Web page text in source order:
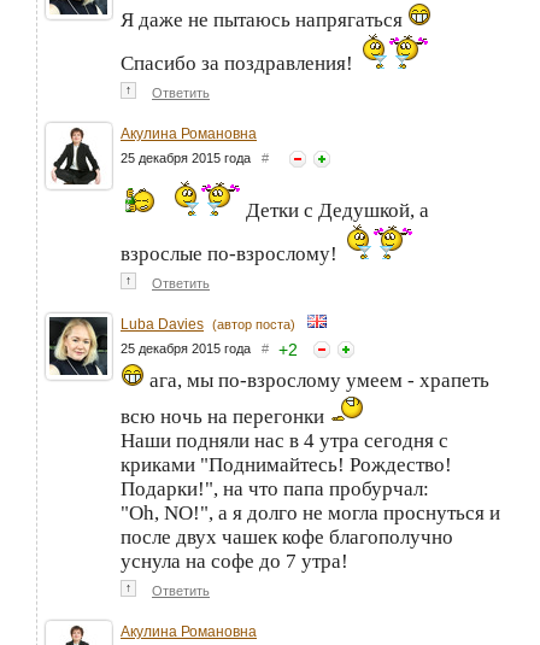
Я даже не пытаюсь напрягаться
Спасибо за поздравления!
↑ Ответить
Акулина Романовна
25 декабря 2015 года #
Детки с Дедушкой, а
взрослые по-взрослому!
↑ Ответить
Luba Davies (автор поста)
25 декабря 2015 года # +2
ага, мы по-взрослому умеем - храпеть
всю ночь на перегонки
Наши подняли нас в 4 утра сегодня с
криками "Поднимайтесь! Рождество!
Подарки!", на что папа пробурчал:
"Oh, NO!", а я долго не могла проснуться и
после двух чашек кофе благополучно
уснула на софе до 7 утра!
↑ Ответить
Акулина Романовна